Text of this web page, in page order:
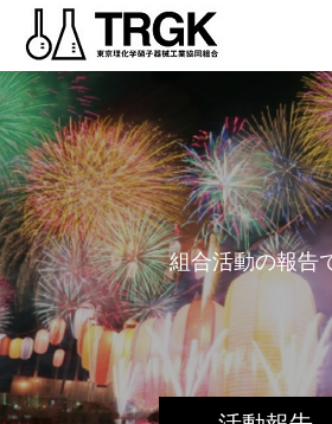
組合活動の報告